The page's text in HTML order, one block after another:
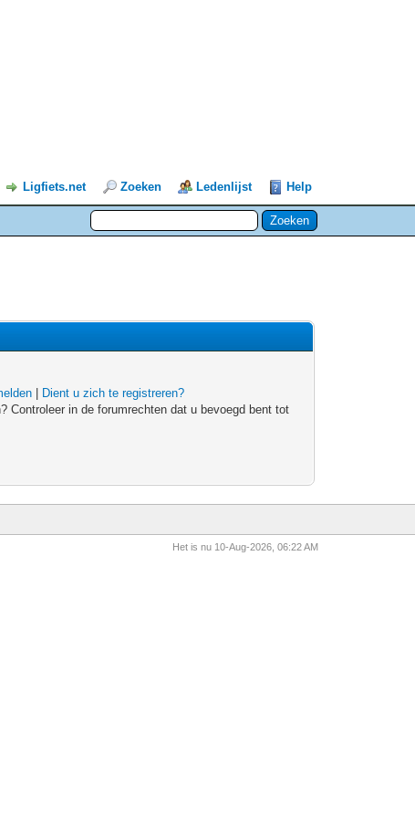
Ligfiets.net Zoeken Ledenlijst Help
Dient u zich te registreren?
Controleer in de forumrechten dat u bevoegd bent tot
Het is nu 10-Aug-2026, 06:22 AM